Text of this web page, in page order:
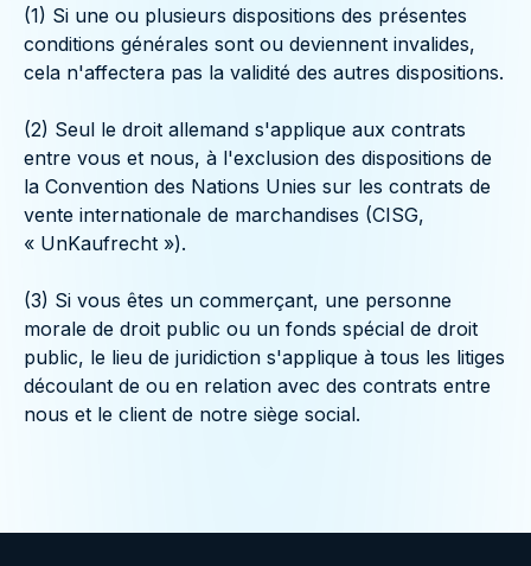
(1) Si une ou plusieurs dispositions des présentes
conditions générales sont ou deviennent invalides,
cela n'affectera pas la validité des autres dispositions.
(2) Seul le droit allemand s'applique aux contrats
entre vous et nous, à l'exclusion des dispositions de
la Convention des Nations Unies sur les contrats de
vente internationale de marchandises (CISG,
« UnKaufrecht »).
(3) Si vous êtes un commerçant, une personne
morale de droit public ou un fonds spécial de droit
public, le lieu de juridiction s'applique à tous les litiges
découlant de ou en relation avec des contrats entre
nous et le client de notre siège social.